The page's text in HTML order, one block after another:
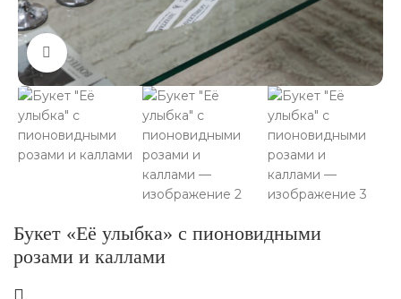
Нажмите, чтобы увеличить
Букет «Её улыбка» с пионовидными
розами и каллами